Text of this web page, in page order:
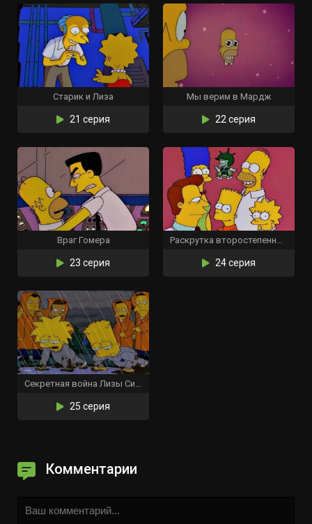
Старик и Лиза
21 серия
Мы верим в Мардж
22 серия
Враг Гомера
23 серия
Раскрутка второстепенных персонажей
24 серия
Секретная война Лизы Симпсон
25 серия
Комментарии